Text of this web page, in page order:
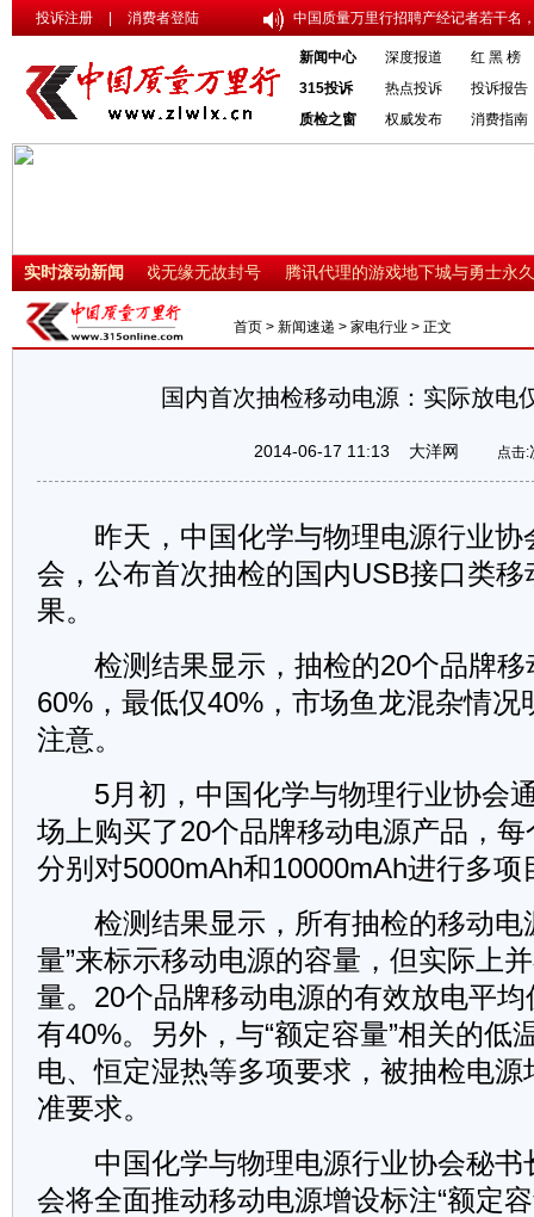
投诉注册 消费者登陆 中国质量万里行招聘产经记者若干
新闻中心 深度报道
红 黑 榜
315投诉
热点投诉
投诉报告
质检之窗
权威发布 消费指南
实时滚动新闻
腾讯DNF游戏无缘无故封号 腾讯代理的游戏地下城与勇士永久
首页 > 新闻速递 > 家电行业 > 正文
国内首次抽检移动电源：实际放电
2014-06-17 11:13 大洋网 点击:
昨天，中国化学与物理电源行业协
会，公布首次抽检的国内USB接口类
果。
检测结果显示，抽检的20个品牌移
60%，最低仅40%，市场鱼龙混杂情况
注意。
5月初，中国化学与物理行业协会
场上购买了20个品牌移动电源产品，
分别对5000mAh和10000mAh进行多项
检测结果显示，所有抽检的移动电
量”来标示移动电源的容量，但实际上
量。20个品牌移动电源的有效放电平
有40%。另外，与“额定容量”相关的低
电、恒定湿热等多项要求，被抽检电
准要求。
中国化学与物理电源行业协会秘书
会将全面推动移动电源增设标注“额定容